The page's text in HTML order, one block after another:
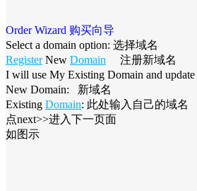
Order Wizard 购买向导
Select a domain option: 选择域名
RegisterNew Domain 注册新域名
I will use My Existing Domain and
New Domain: 新域名
Existing Domain: 此处输入自己的域名
点next>>进入下一页面
如图示